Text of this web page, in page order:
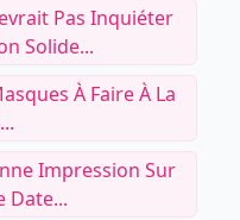
Pas Inquiéter
Solide...
À Faire À La
Impression Sur
Date...